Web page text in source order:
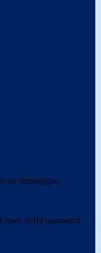
un messaggio
della password